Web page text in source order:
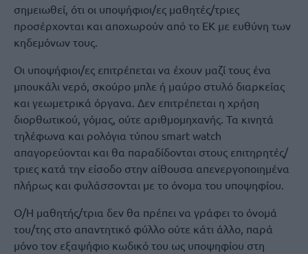
σημειωθεί, ότι οι υποψήφιοι/ες μαθητές/τριες
προσέρχονται και αποχωρούν από το ΕΚ με ευθύνη των
κηδεμόνων τους.
Οι υποψήφιοι/ες επιτρέπεται να έχουν μαζί τους ένα
μπουκάλι νερό, σκούρο μπλε ή μαύρο στυλό διαρκείας
και γεωμετρικά όργανα. Δεν επιτρέπεται η χρήση
διορθωτικού, γόμας, ούτε αριθμομηχανής. Τα κινητά
τηλέφωνα και ρολόγια τύπου smart watch
απαγορεύονται και θα παραδίδονται στους επιτηρητές/
τριες κατά την είσοδο στην αίθουσα απενεργοποιημένα
πλήρως και φυλάσσονται με το όνομα του υποψηφίου.
Ο/Η μαθητής/τρια δεν θα πρέπει να γράφει το όνομά
του/της στο απαντητικό φύλλο ούτε κάτι άλλο, παρά
μόνο τον εξαψήφιο κωδικό του ως υποψηφίου στη